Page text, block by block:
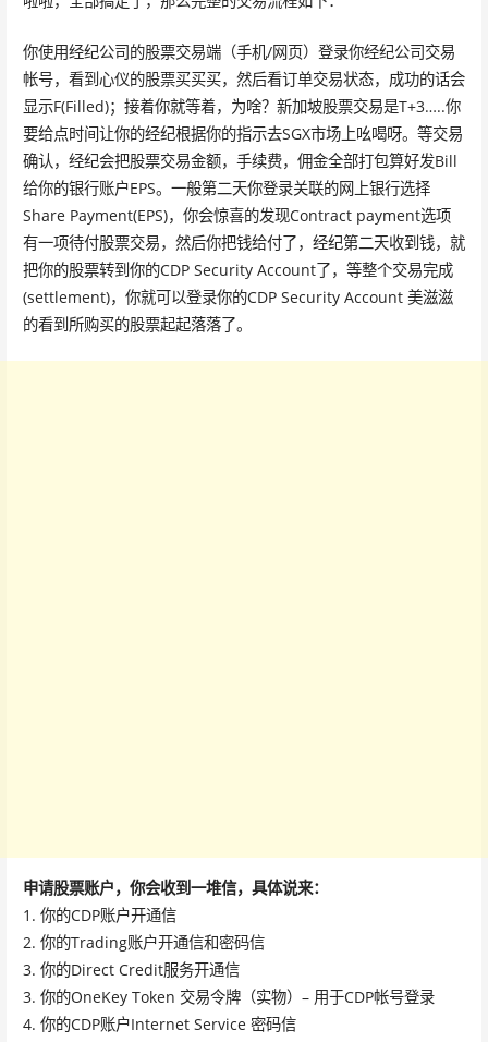
你使用经纪公司的股票交易端（手机/网页）登录你经纪公司交易
帐号，看到心仪的股票买买买，然后看订单交易状态，成功的话会
显示F(Filled)；接着你就等着，为啥？新加坡股票交易是T+3…..你
要给点时间让你的经纪根据你的指示去SGX市场上吆喝呀。等交易
确认，经纪会把股票交易金额，手续费，佣金全部打包算好发Bill
给你的银行账户EPS。一般第二天你登录关联的网上银行选择
Share Payment(EPS)，你会惊喜的发现Contract payment选项
有一项待付股票交易，然后你把钱给付了，经纪第二天收到钱，就
把你的股票转到你的CDP Security Account了，等整个交易完成
(settlement)，你就可以登录你的CDP Security Account 美滋滋
的看到所购买的股票起起落落了。
申请股票账户，你会收到一堆信，具体说来：
1. 你的CDP账户开通信
2. 你的Trading账户开通信和密码信
3. 你的Direct Credit服务开通信
3. 你的OneKey Token 交易令牌（实物）– 用于CDP帐号登录
4. 你的CDP账户Internet Service 密码信